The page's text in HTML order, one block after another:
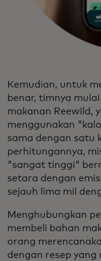
Kemudian, untuk
benar, timnya
makanan Reewild,
menggunakan
sama dengan satu
perhitungannya,
"sangat tinggi"
setara dengan
sejauh lima mil
Menghubungkan
membeli bahan
orang
dengan resep yang